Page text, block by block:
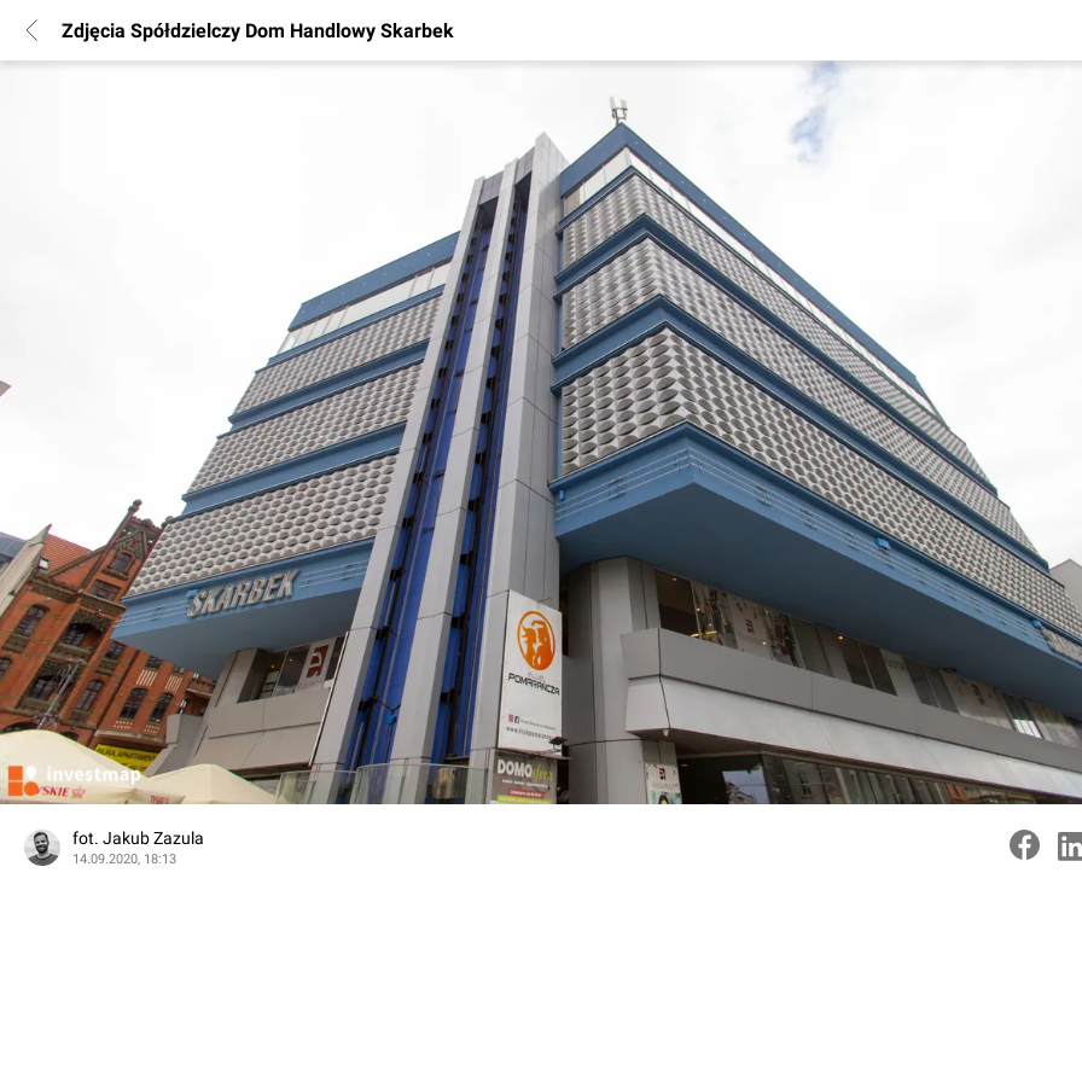
Wrocław
Kraków
Katowice
Lublin
Łódź Szczecin
Polityka Prywatności
Kontakt
Marketing nieruchomości
Zdjęcia Spółdzielczy Dom Handlowy Skarbek
fot. Jakub Zazula
14.09.2020, 18:13